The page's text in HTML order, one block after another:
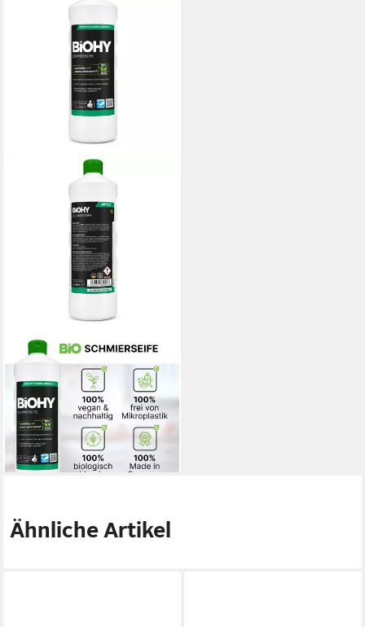
BIOHY
Schmierseife 1 x 1 Liter
Flasche Vinyl- und
Designbodenreiniger (1-St)
ab 18,83 €
(18,83 €/ 1 l)
lieferbar - in 2-3 Werktagen bei dir
Ähnliche Artikel